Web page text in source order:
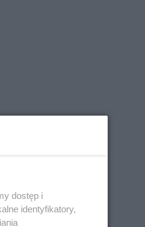
w woj.
dnia
dostęp i
identyfikatory,